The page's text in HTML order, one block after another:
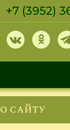
+7 (3952)
сайту